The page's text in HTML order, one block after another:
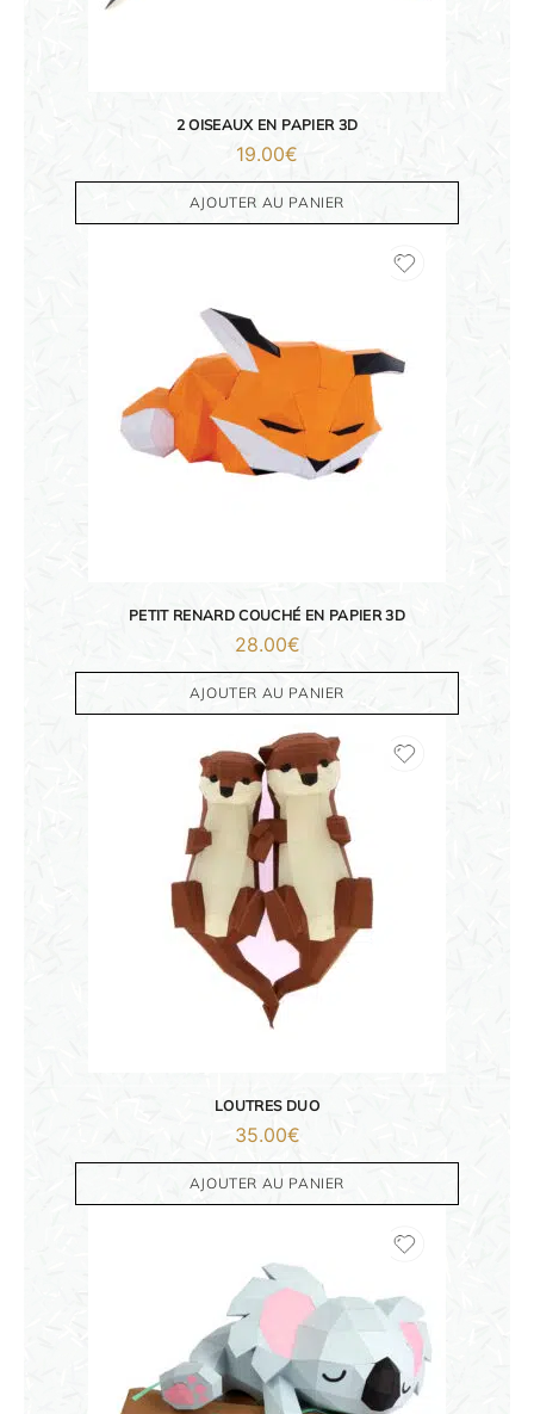
2 OISEAUX EN PAPIER 3D
19.00€
AJOUTER AU PANIER
PETIT RENARD COUCHÉ EN PAPIER 3D
28.00€
AJOUTER AU PANIER
LOUTRES DUO
35.00€
AJOUTER AU PANIER
PAPETERIE
OBJETS PERSONNALISÉS